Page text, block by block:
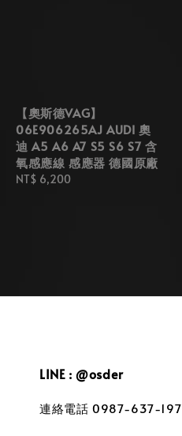
【奧斯德VAG】
06E906265AJ AUDI 奧
迪 A5 A6 A7 S5 S6 S7 含
氧感應線 感應器 德國原廠
Regular
NT$ 6,200
LINE : @osder
連絡電話 0987-637-197